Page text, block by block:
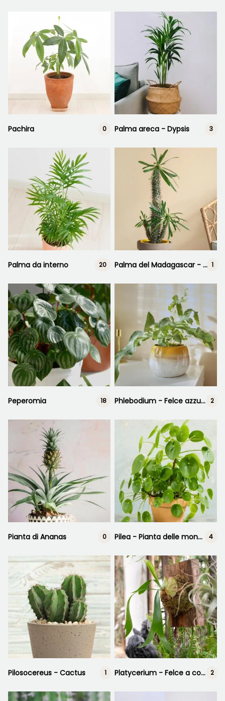
Pachira 0 Palma areca - Dypsis 3
Palma da interno 20 Palma del Madagascar - Pachypodium 1
Peperomia 18 Phlebodium - Felce azzurra pianta 2
Pianta di Ananas 0 Pilea - Pianta delle monete 4
Pilosocereus - Cactus 1 Platycerium - Felce a corna di cervo 2